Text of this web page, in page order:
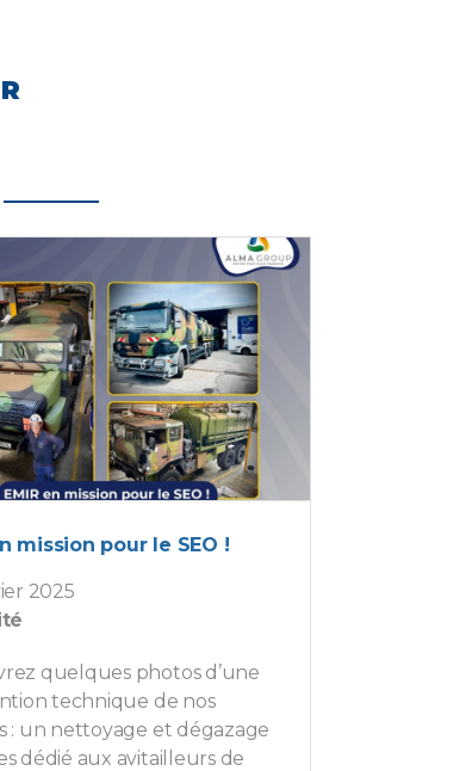
mission pour le SEO !
2025
quelques photos d’une
technique de nos
: un nettoyage et dégazage
dédié aux avitailleurs de